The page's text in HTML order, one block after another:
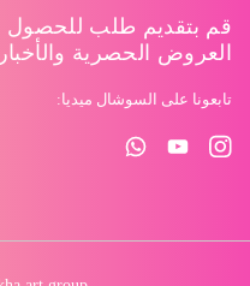
قم بتقديم طلب للحصول
العروض الحصرية
تابعونا على السوشال ميديا: